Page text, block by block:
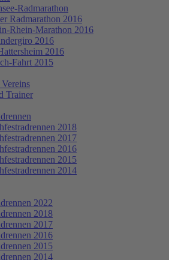
Radmarathon
Radmarathon 2016
Rhein-Marathon 2016
2016
2016
Fahrt 2015
Trainer
2018
2017
2016
2015
2014
2022
2018
2017
2016
2015
2014